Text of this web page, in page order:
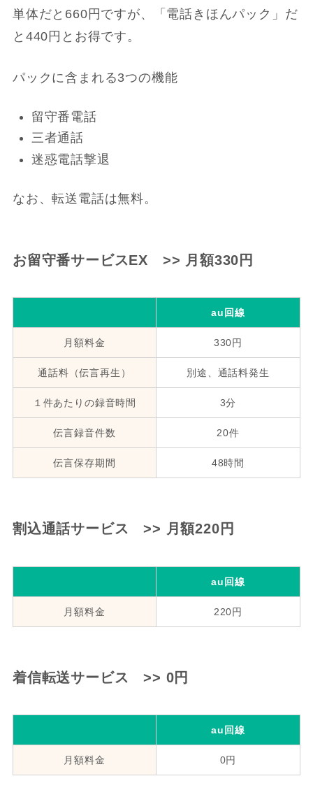
単体だと660円ですが、「電話きほんパック」だ
と440円とお得です。
パックに含まれる3つの機能
留守番電話
三者通話
迷惑電話撃退
なお、転送電話は無料。
お留守番サービスEX >> 月額330円
au回線
月額料金 330円
通話料（伝言再生） 別途、通話料発生
１件あたりの録音時間 3分
伝言録音件数 20件
伝言保存期間 48時間
割込通話サービス >> 月額220円
au回線
月額料金 220円
着信転送サービス >> 0円
au回線
月額料金 0円